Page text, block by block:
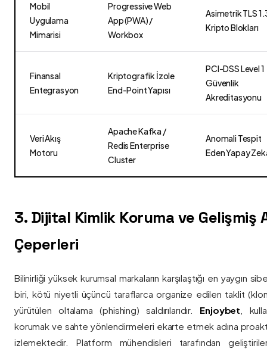
Mobil
Uygulama
Mimarisi
Progressive Web
App (PWA) /
Workbox
Asimetrik TLS
Kripto Blokları
Finansal
Entegrasyon
Kriptografik İzole
End-Point Yapısı
PCI-DSS Level 1
Güvenlik
Akreditasyonu
Veri Akış
Motoru
Apache Kafka /
Redis Enterprise
Cluster
Anomali Tespit
Eden Yapay
3. Dijital Kimlik Koruma ve Gelişmiş
Çeperleri
Bilinirliği yüksek kurumsal markaların karşılaştığı en yaygın
biri, kötü niyetli üçüncü taraflarca organize edilen taklit
yürütülen oltalama (phishing) saldırılarıdır. Enjoybet ,
korumak ve sahte yönlendirmeleri ekarte etmek adına
izlemektedir. Platform mühendisleri tarafından